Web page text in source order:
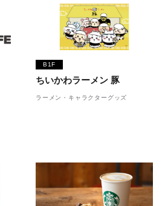
B1F
ちいかわラーメン 豚
ラーメン・キャラクターグッズ